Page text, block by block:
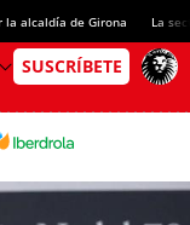
la alcaldía de Girona La